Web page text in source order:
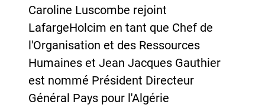
Caroline Luscombe rejoint
LafargeHolcim en tant que Chef de
l'Organisation et des Ressources
Humaines et Jean Jacques Gauthier
est nommé Président Directeur
Général Pays pour l'Algérie